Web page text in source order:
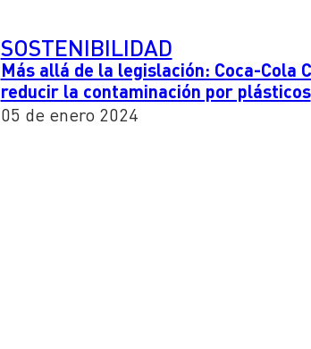
SOSTENIBILIDAD
Más allá de la legislación: Coca-Cola
reducir la contaminación por plásticos
05 de enero 2024